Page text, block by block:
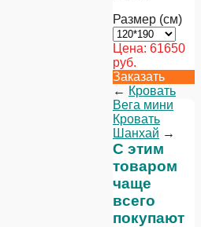
Размер (см)
Цена: 61650
руб.
Заказать
← Кровать
Вега мини
Кровать
Шанхай →
С этим
товаром
чаще
всего
покупают